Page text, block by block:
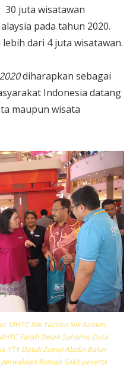
juta wisatawan
pada tahun 2020.
dari 4 juta wisatawan.
diharapkan sebagai
Indonesia datang
maupun wisata
MHTC Nik Yazmin Nik Azman,
Farah Delah Suhaimi, Duta
YTY Datuk Zainal Abidin Bakar
Rumah Sakit peserta